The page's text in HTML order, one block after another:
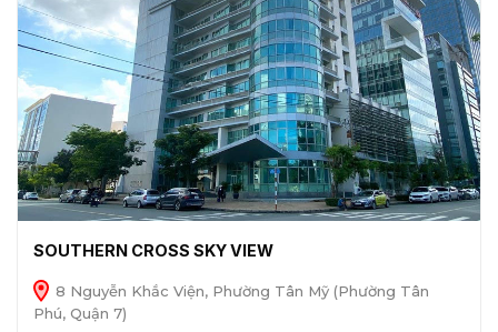
SOUTHERN CROSS SKY VIEW
8 Nguyễn Khắc Viện, Phường Tân Mỹ (Phường Tân
Phú, Quận 7)